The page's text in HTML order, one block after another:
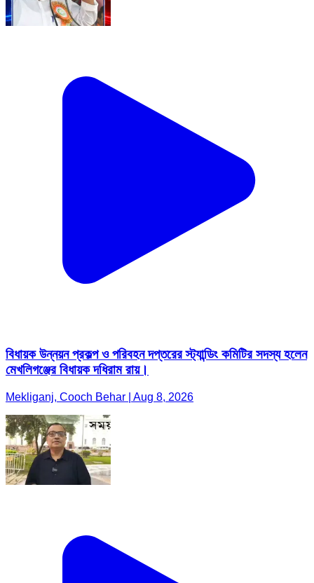
বিধায়ক উন্নয়ন প্রকল্প ও পরিবহন দপ্তরের স্ট্যান্ডিং কমিটির সদস্য হলেন
মেখলিগঞ্জের বিধায়ক দধিরাম রায়।
Mekliganj, Cooch Behar | Aug 8, 2026